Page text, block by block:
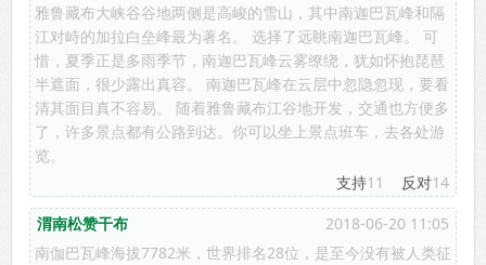
雅鲁藏布大峡谷谷地两侧是高峻的雪山，其中南迦巴瓦峰和隔
江对峙的加拉白垒峰最为著名。 选择了远眺南迦巴瓦峰。 可
惜，夏季正是多雨季节，南迦巴瓦峰云雾缭绕，犹如怀抱琵琶
半遮面，很少露出真容。 南迦巴瓦峰在云层中忽隐忽现，要看
清其面目真不容易。 随着雅鲁藏布江谷地开发，交通也方便多
了，许多景点都有公路到达。你可以坐上景点班车，去各处游
览。
支持11 反对14
渭南松赞干布
2018-06-20 11:05
南伽巴瓦峰海拔7782米，世界排名28位，是至今没有被人类征